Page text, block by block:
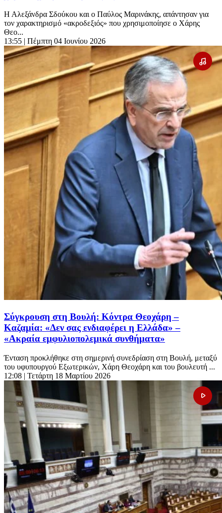
Η Αλεξάνδρα Σδούκου και ο Παύλος Μαρινάκης, απάντησαν για
τον χαρακτηρισμό «ακροδεξιός» που χρησιμοποίησε ο Χάρης
Θεο...
13:55 | Πέμπτη 04 Ιουνίου 2026
Σύγκρουση στη Βουλή: Κόντρα Θεοχάρη –
Καζαμία: «Δεν σας ενδιαφέρει η Ελλάδα» –
«Ακραία εμφυλιοπολεμικά συνθήματα»
Ένταση προκλήθηκε στη σημερινή συνεδρίαση στη Βουλή, μεταξύ
του υφυπουργού Εξωτερικών, Χάρη Θεοχάρη και του βουλευτή ...
12:08 | Τετάρτη 18 Μαρτίου 2026